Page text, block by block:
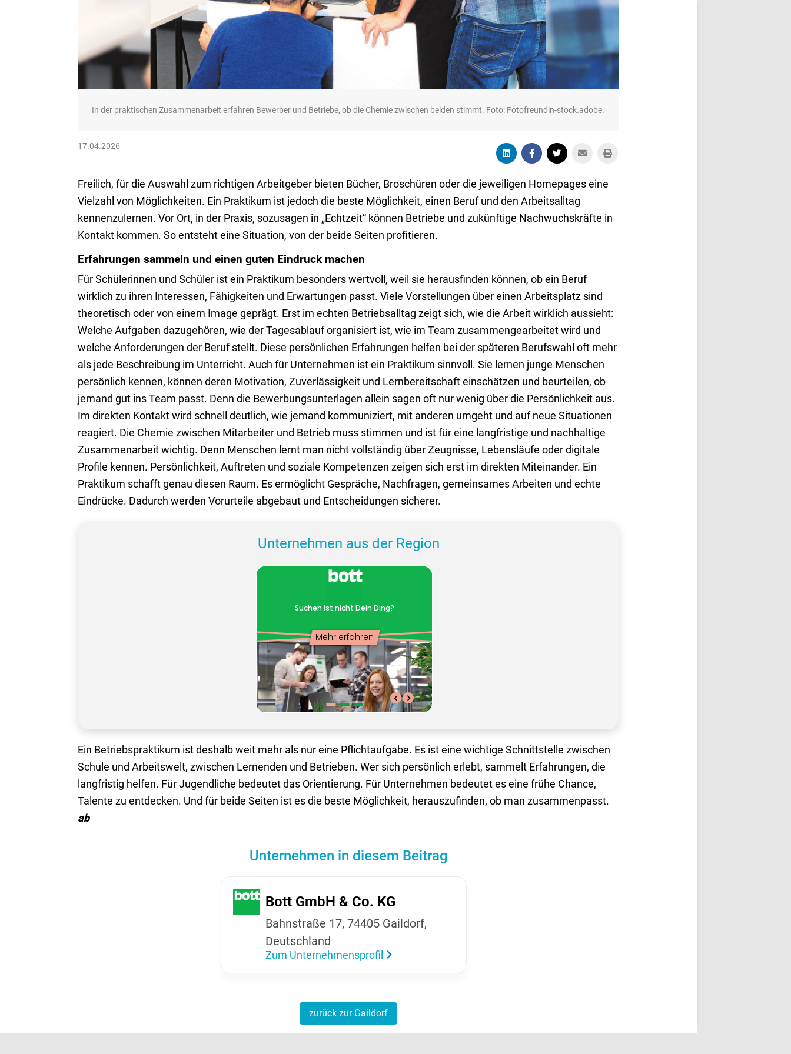
In der praktischen Zusammenarbeit erfahren Bewerber und Betriebe, ob die Chemie zwischen beiden stimmt. Foto: Fotofreundin-stock.adobe.
17.04.2026
Freilich, für die Auswahl zum richtigen Arbeitgeber bieten Bücher, Broschüren oder die jeweiligen Homepages eine
Vielzahl von Möglichkeiten. Ein Praktikum ist jedoch die beste Möglichkeit, einen Beruf und den Arbeitsalltag
kennenzulernen. Vor Ort, in der Praxis, sozusagen in „Echtzeit“ können Betriebe und zukünftige Nachwuchskräfte in
Kontakt kommen. So entsteht eine Situation, von der beide Seiten profitieren.
Erfahrungen sammeln und einen guten Eindruck machen
Für Schülerinnen und Schüler ist ein Praktikum besonders wertvoll, weil sie herausfinden können, ob ein Beruf
wirklich zu ihren Interessen, Fähigkeiten und Erwartungen passt. Viele Vorstellungen über einen Arbeitsplatz sind
theoretisch oder von einem Image geprägt. Erst im echten Betriebsalltag zeigt sich, wie die Arbeit wirklich aussieht:
Welche Aufgaben dazugehören, wie der Tagesablauf organisiert ist, wie im Team zusammengearbeitet wird und
welche Anforderungen der Beruf stellt. Diese persönlichen Erfahrungen helfen bei der späteren Berufswahl oft mehr
als jede Beschreibung im Unterricht. Auch für Unternehmen ist ein Praktikum sinnvoll. Sie lernen junge Menschen
persönlich kennen, können deren Motivation, Zuverlässigkeit und Lernbereitschaft einschätzen und beurteilen, ob
jemand gut ins Team passt. Denn die Bewerbungsunterlagen allein sagen oft nur wenig über die Persönlichkeit aus.
Im direkten Kontakt wird schnell deutlich, wie jemand kommuniziert, mit anderen umgeht und auf neue Situationen
reagiert. Die Chemie zwischen Mitarbeiter und Betrieb muss stimmen und ist für eine langfristige und nachhaltige
Zusammenarbeit wichtig. Denn Menschen lernt man nicht vollständig über Zeugnisse, Lebensläufe oder digitale
Profile kennen. Persönlichkeit, Auftreten und soziale Kompetenzen zeigen sich erst im direkten Miteinander. Ein
Praktikum schafft genau diesen Raum. Es ermöglicht Gespräche, Nachfragen, gemeinsames Arbeiten und echte
Eindrücke. Dadurch werden Vorurteile abgebaut und Entscheidungen sicherer.
Unternehmen aus der Region
Ein Betriebspraktikum ist deshalb weit mehr als nur eine Pflichtaufgabe. Es ist eine wichtige Schnittstelle zwischen
Schule und Arbeitswelt, zwischen Lernenden und Betrieben. Wer sich persönlich erlebt, sammelt Erfahrungen, die
langfristig helfen. Für Jugendliche bedeutet das Orientierung. Für Unternehmen bedeutet es eine frühe Chance,
Talente zu entdecken. Und für beide Seiten ist es die beste Möglichkeit, herauszufinden, ob man zusammenpasst.
ab
Unternehmen in diesem Beitrag
Bott GmbH & Co. KG
Bahn­straße 17, 74405 Gail­dorf,
Deutsch­land
Zum Unternehmensprofil
zurück zur Gaildorf